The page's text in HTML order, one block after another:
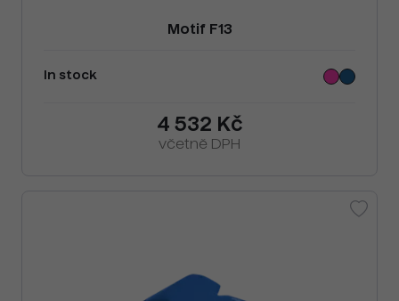
Motif F13
In stock
4 532 Kč
včetně DPH